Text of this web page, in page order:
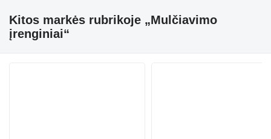
Kitos markės rubrikoje „Mulčiavimo
įrenginiai“